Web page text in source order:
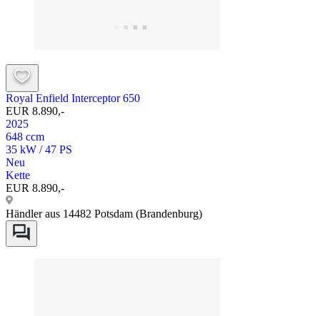
Royal Enfield Interceptor 650
EUR 8.890,-
2025
648 ccm
35 kW / 47 PS
Neu
Kette
EUR 8.890,-
Händler aus 14482 Potsdam (Brandenburg)